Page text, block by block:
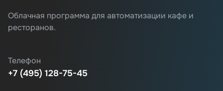
Облачная программа для автоматизации кафе и
ресторанов.
Телефон
+7 (495) 128-75-45